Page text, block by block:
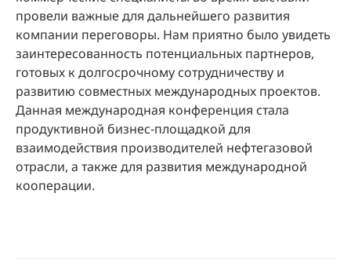
провели важные для дальнейшего развития
компании переговоры. Нам приятно было увидеть
заинтересованность потенциальных партнеров,
готовых к долгосрочному сотрудничеству и
развитию совместных международных проектов.
Данная международная конференция стала
продуктивной бизнес-площадкой для
взаимодействия производителей нефтегазовой
отрасли, а также для развития международной
кооперации.